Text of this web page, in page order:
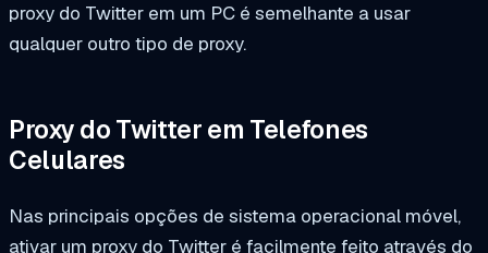
proxy do Twitter em um PC é semelhante a usar
qualquer outro tipo de proxy.
Proxy do Twitter em Telefones
Celulares
Nas principais opções de sistema operacional móvel,
ativar um proxy do Twitter é facilmente feito através do